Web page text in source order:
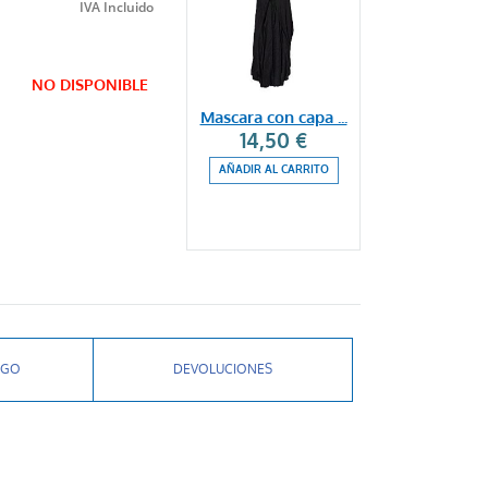
NO DISPONIBLE
Mascara con capa ...
14,50 €
AÑADIR AL CARRITO
DEVOLUCIONES